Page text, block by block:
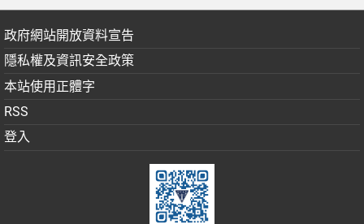
政府網站開放資料宣告
隱私權及資訊安全政策
本站使用正體字
RSS
登入